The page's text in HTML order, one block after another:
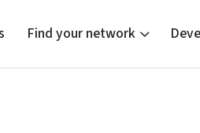
Find your network